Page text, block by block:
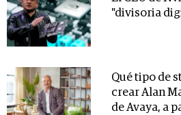
"divisoria
Qué tipo de
crear Alan
de Avaya, a